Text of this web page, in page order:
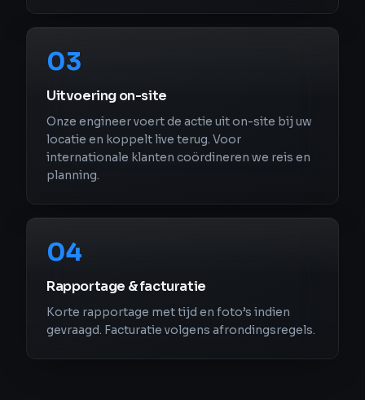
03
Uitvoering on-site
Onze engineer voert de actie uit on-site bij uw
locatie en koppelt live terug. Voor
internationale klanten coördineren we reis en
planning.
04
Rapportage & facturatie
Korte rapportage met tijd en foto’s indien
gevraagd. Facturatie volgens afrondingsregels.